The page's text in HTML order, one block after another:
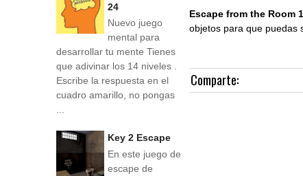
Escape from the Room
objetos para que puedas
Comparte:
24
Nuevo juego
mental para
desarrollar tu mente Tienes
que adivinar los 14 niveles .
Escribe la respuesta en el
cuadro amarillo, no pongas
...
Key 2 Escape
En este juego de
escape de